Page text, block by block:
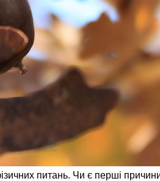
питань. Чи є перші